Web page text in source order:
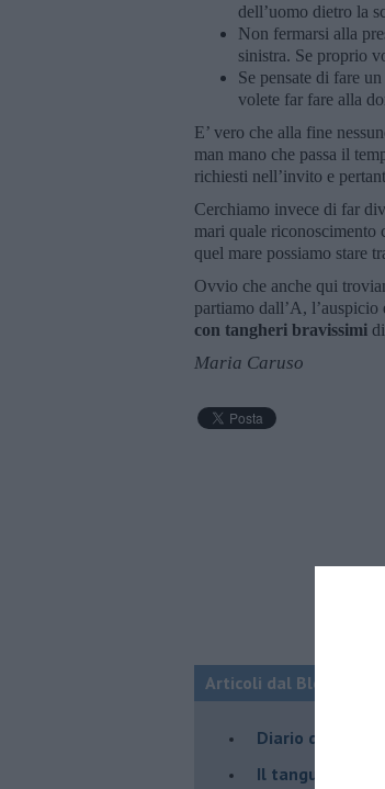
dell’uomo dietro la
Non fermarsi alla
sinistra. Se proprio
Se pensate di fare
volete far fare alla
E’ vero che alla fine
man mano che passa il
richiesti nell’invito e
Cerchiamo invece di far
mari quale riconoscimento
quel mare possiamo stare
Ovvio che anche qui
partiamo dall’A,
con tangheri bravissimi
Maria Caruso
Articoli dal Blog
Diario di una
Il tanguero che